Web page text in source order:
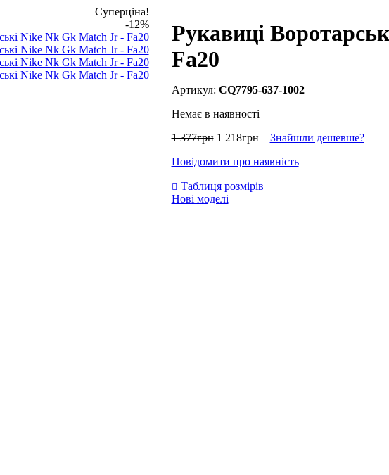
Суперціна!
-12%
Рукавиці
Fa20
CQ7795-637-1002
Немає в наявності
1 377грн 1 218грн
Знайшли дешевше?
Повідомити про наявність
Таблиця розмірів
Нові моделі